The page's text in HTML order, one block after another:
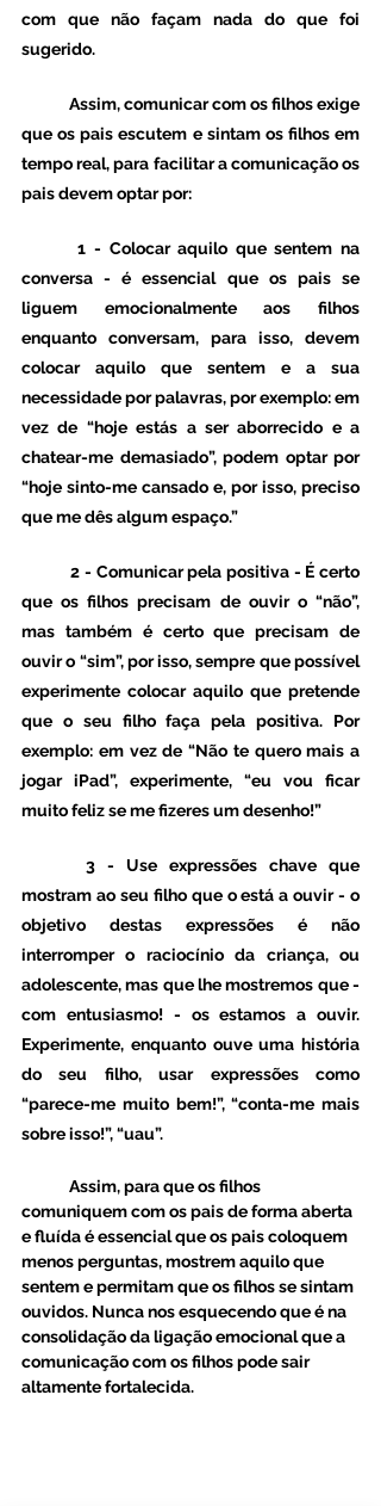
com que não façam nada do que foi
sugerido.
que os pais escutem e sintam os filhos em
tempo real, para facilitar a comunicação os
pais devem optar por:
conversa - é essencial que os pais se
liguem emocionalmente aos filhos
enquanto conversam, para isso, devem
colocar aquilo que sentem e a sua
necessidade por palavras, por exemplo: em
vez de “hoje estás a ser aborrecido e a
chatear-me demasiado”, podem optar por
“hoje sinto-me cansado e, por isso, preciso
que me dês algum espaço.”
que os filhos precisam de ouvir o “não”,
mas também é certo que precisam de
ouvir o “sim”, por isso, sempre que possível
experimente colocar aquilo que pretende
que o seu filho faça pela positiva. Por
exemplo: em vez de “Não te quero mais a
jogar iPad”, experimente, “eu vou ficar
muito feliz se me fizeres um desenho!”
mostram ao seu filho que o está a ouvir - o
objetivo destas expressões é não
interromper o raciocínio da criança, ou
adolescente, mas que lhe mostremos que -
com entusiasmo! - os estamos a ouvir.
Experimente, enquanto ouve uma história
do seu filho, usar expressões como
“parece-me muito bem!”, “conta-me mais
sobre isso!”, “uau”.
comuniquem com os pais de forma aberta
e fluída é essencial que os pais coloquem
menos perguntas, mostrem aquilo que
sentem e permitam que os filhos se sintam
ouvidos. Nunca nos esquecendo que é na
consolidação da ligação emocional que a
comunicação com os filhos pode sair
altamente fortalecida.